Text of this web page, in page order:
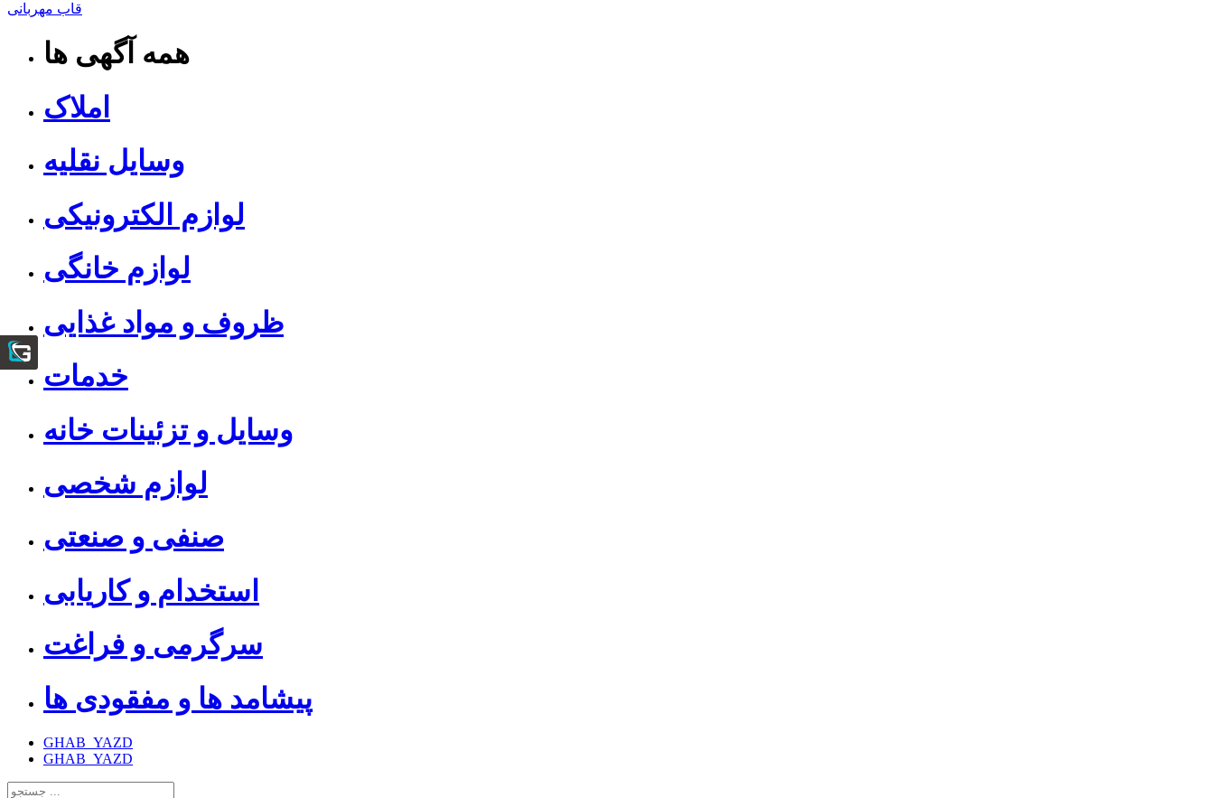
قاب مهربانی
همه آگهی ها
املاک
وسایل نقلیه
لوازم الکترونیکی
لوازم خانگی
ظروف و مواد غذایی
خدمات
وسایل و تزئینات خانه
لوازم شخصی
صنفی و صنعتی
استخدام و کاریابی
سرگرمی و فراغت
پیشامد ها و مفقودی ها
GHAB_YAZD
GHAB_YAZD